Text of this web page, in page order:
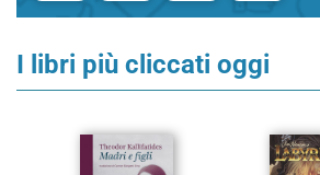
I libri più cliccati oggi